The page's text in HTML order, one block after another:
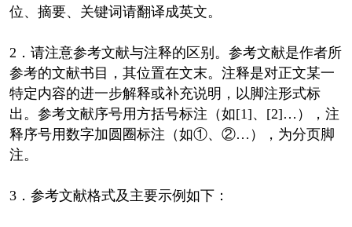
位、摘要、关键词请翻译成英文。
2．请注意参考文献与注释的区别。参考文献是作者所
参考的文献书目，其位置在文末。注释是对正文某一
特定内容的进一步解释或补充说明，以脚注形式标
出。参考文献序号用方括号标注（如[1]、[2]…），注
释序号用数字加圆圈标注（如①、②…），为分页脚
注。
3．参考文献格式及主要示例如下：